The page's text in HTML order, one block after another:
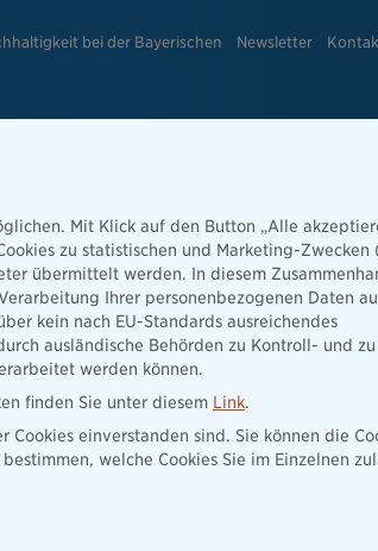
bei der Bayerischen Newsletter
Mit Klick auf den Button „Alle
zu statistischen und Marketing-Zwecken
übermittelt werden. In diesem
Ihrer personenbezogenen Daten
kein nach EU-Standards ausreichendes
ausländische Behörden zu Kontroll- und zu
werden können.
finden Sie unter diesem Link.
einverstanden sind. Sie können die
welche Cookies Sie im Einzelnen